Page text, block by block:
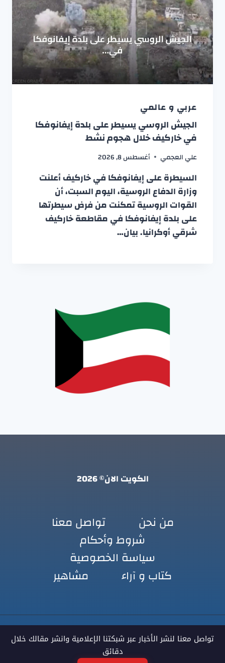
عربي و عالمي
الجيش الروسي يسيطر على بلدة إيفانوفكا
في خاركيف خلال هجوم نشط
علي العجمي أغسطس 8, 2026
السيطرة على إيفانوفكا في خاركيف أعلنت
وزارة الدفاع الروسية، اليوم السبت، أن
القوات الروسية تمكنت من فرض سيطرتها
على بلدة إيفانوفكا في مقاطعة خاركيف
شرقي أوكرانيا. بيان…
الكويت الان© 2026
من نحن
تواصل معنا
شروط وأحكام
سياسة الخصوصية
كتاب و آراء
مشاهير
تواصل معنا لنشر الأخبار عبر شبكتنا الإعلامية وانشر مقالك خلال
دقائق